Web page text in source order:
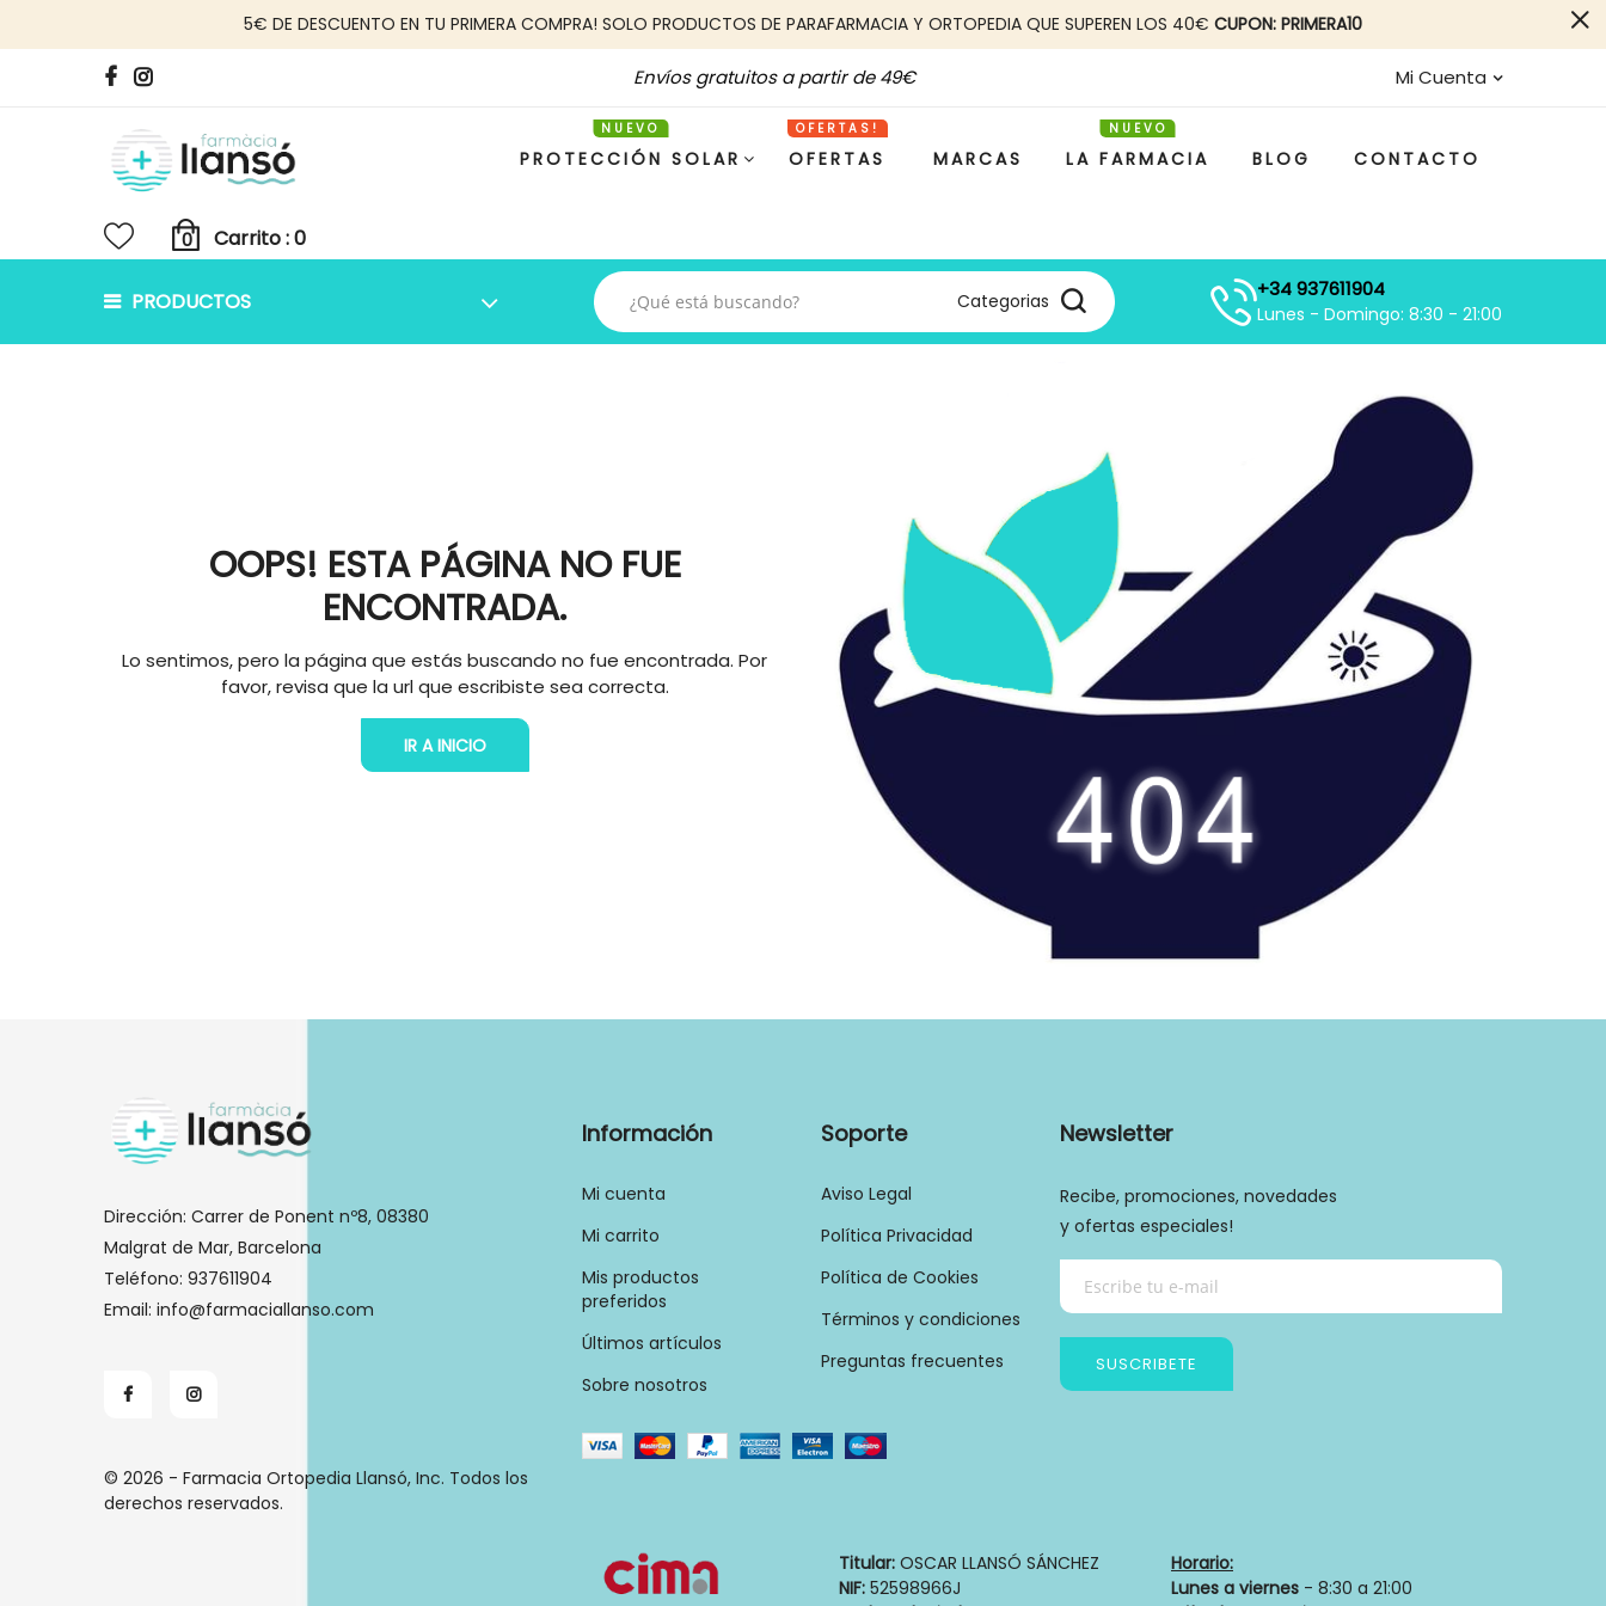
5€ DE DESCUENTO EN TU PRIMERA COMPRA! SOLO PRODUCTOS DE PARAFARMACIA Y ORTOPEDIA QUE SUPEREN LOS 40€ CUPON: PRIMERA10
Envíos gratuitos a partir de 49€ Mi Cuenta
PROTECCIÓN SOLAR OFERTAS MARCAS LA FARMACIA BLOG CONTACTO
Carrito :
PRODUCTOS Categorias +34 937611904
Lunes - Domingo: 8:30 - 21:00
OOPS! ESTA PÁGINA NO FUE
ENCONTRADA.
Lo sentimos, pero la página que estás buscando no fue encontrada. Por
favor, revisa que la url que escribiste sea correcta.
IR A INICIO
Dirección: Carrer de Ponent nº8, 08380
Malgrat de Mar, Barcelona
Teléfono: 937611904
Email: info@farmaciallanso.com
© 2026 - Farmacia Ortopedia Llansó, Inc. Todos los
derechos reservados.
Información
Mi cuenta
Mi carrito
Mis productos
preferidos
Últimos artículos
Sobre nosotros
Soporte
Aviso Legal
Política Privacidad
Política de Cookies
Términos y condiciones
Preguntas frecuentes
Newsletter
Recibe, promociones, novedades
y ofertas especiales!
SUSCRIBETE
Titular: OSCAR LLANSÓ SÁNCHEZ
NIF: 52598966J
Horario:
Lunes a viernes - 8:30 a 21:00